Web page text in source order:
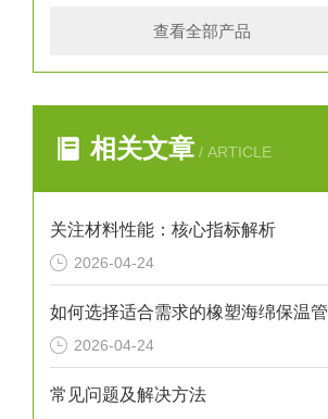
查看全部产品
相关文章 / ARTICLE
关注材料性能：核心指标解析
2026-04-24
如何选择适合需求的橡塑海绵保温管
2026-04-24
常见问题及解决方法